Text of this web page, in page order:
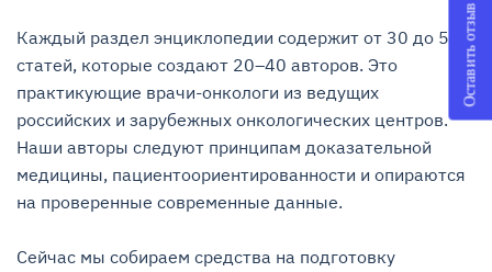
Каждый раздел энциклопедии содержит от 30 до 55
статей, которые создают 20–40 авторов. Это
практикующие врачи-онкологи из ведущих
российских и зарубежных онкологических центров.
Наши авторы следуют принципам доказательной
медицины, пациентоориентированности и опираются
на проверенные современные данные.
Сейчас мы собираем средства на подготовку
Оставить отзыв